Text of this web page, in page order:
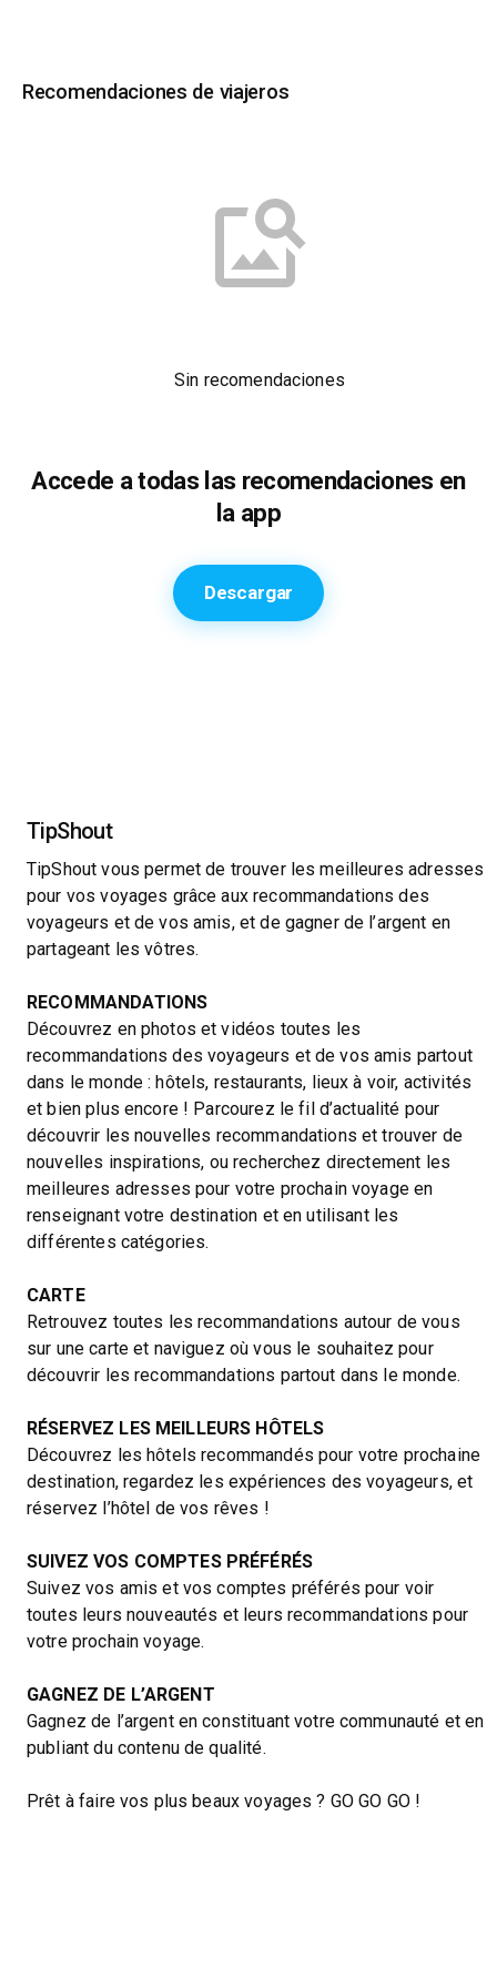
Recomendaciones de viajeros
Sin recomendaciones
Accede a todas las recomendaciones en
la app
Descargar
TipShout
TipShout vous permet de trouver les meilleures adresses
pour vos voyages grâce aux recommandations des
voyageurs et de vos amis, et de gagner de l’argent en
partageant les vôtres.
RECOMMANDATIONS
Découvrez en photos et vidéos toutes les
recommandations des voyageurs et de vos amis partout
dans le monde : hôtels, restaurants, lieux à voir, activités
et bien plus encore ! Parcourez le fil d’actualité pour
découvrir les nouvelles recommandations et trouver de
nouvelles inspirations, ou recherchez directement les
meilleures adresses pour votre prochain voyage en
renseignant votre destination et en utilisant les
différentes catégories.
CARTE
Retrouvez toutes les recommandations autour de vous
sur une carte et naviguez où vous le souhaitez pour
découvrir les recommandations partout dans le monde.
RÉSERVEZ LES MEILLEURS HÔTELS
Découvrez les hôtels recommandés pour votre prochaine
destination, regardez les expériences des voyageurs, et
réservez l’hôtel de vos rêves !
SUIVEZ VOS COMPTES PRÉFÉRÉS
Suivez vos amis et vos comptes préférés pour voir
toutes leurs nouveautés et leurs recommandations pour
votre prochain voyage.
GAGNEZ DE L’ARGENT
Gagnez de l’argent en constituant votre communauté et en
publiant du contenu de qualité.
Prêt à faire vos plus beaux voyages ? GO GO GO !